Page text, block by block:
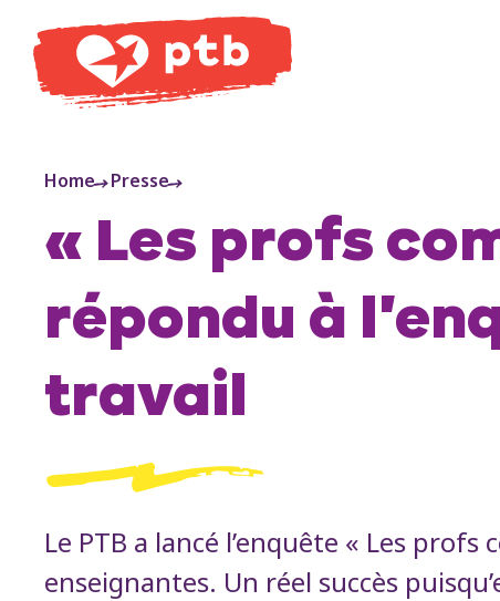
Home Presse
« Les profs
répondu à
travail
Le PTB a lancé l’enquête « Les
enseignantes. Un réel succès